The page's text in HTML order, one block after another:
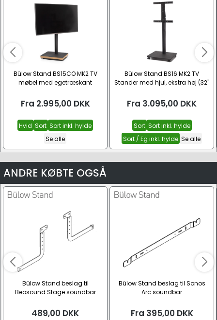
Bülow Stand BS15CO MK2 TV
møbel med egetræskant
Fra 2.995,00 DKK
Hvid Sort Sort inkl. hylde
Se alle
Bülow Stand BS16 MK2 TV
Stander med hjul, ekstra høj (32"
Fra 3.095,00 DKK
Sort Sort inkl. hylde
Sort / Eg inkl. hylde Se alle
ANDRE KØBTE OGSÅ
Bülow Stand beslag til
Beosound Stage soundbar
489,00 DKK
Bülow Stand beslag til Sonos
Arc soundbar
Fra 395,00 DKK